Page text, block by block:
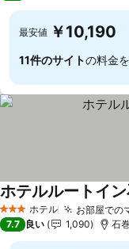
最安値 ￥10,190
11件のサイトの料金
3 ホテルのランク
ホテル お部屋での
ホテルルートイ
7.7 良い 1,090 石